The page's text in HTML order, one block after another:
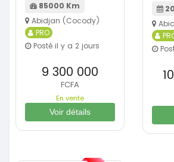
85000 Km
Abidjan (Cocody)
PRO
Posté il y a 2 jours
9 300 000
FCFA
En vente
Voir détails